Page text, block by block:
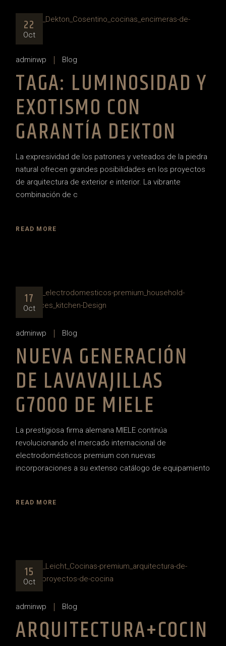
22
Oct
adminwp Blog
TAGA: LUMINOSIDAD Y
EXOTISMO CON
GARANTÍA DEKTON
La expresividad de los patrones y veteados de la piedra
natural ofrecen grandes posibilidades en los proyectos
de arquitectura de exterior e interior. La vibrante
combinación de c
READ MORE
17
Oct
adminwp Blog
NUEVA GENERACIÓN
DE LAVAVAJILLAS
G7000 DE MIELE
La prestigiosa firma alemana MIELE continúa
revolucionando el mercado internacional de
electrodomésticos premium con nuevas
incorporaciones a su extenso catálogo de equipamiento
READ MORE
15
Oct
adminwp Blog
ARQUITECTURA+COCIN